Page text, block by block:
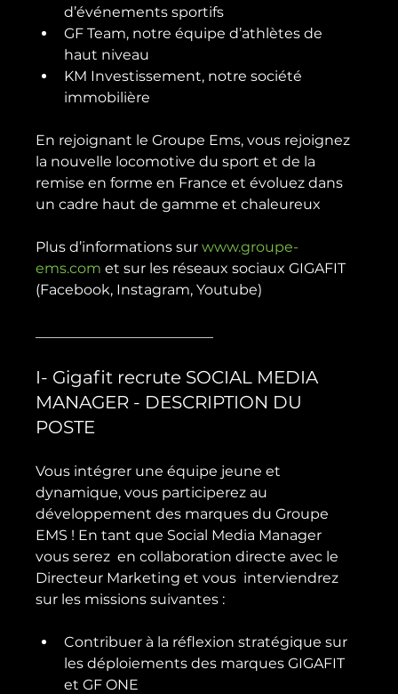
d’événements sportifs
GF Team, notre équipe d’athlètes de
haut niveau
KM Investissement, notre société
immobilière
En rejoignant le Groupe Ems, vous rejoignez
la nouvelle locomotive du sport et de la
remise en forme en France et évoluez dans
un cadre haut de gamme et chaleureux
Plus d’informations sur www.groupe-
ems.com et sur les réseaux sociaux GIGAFIT
(Facebook, Instagram, Youtube)
I- Gigafit recrute SOCIAL MEDIA
MANAGER - DESCRIPTION DU
POSTE
Vous intégrer une équipe jeune et
dynamique, vous participerez au
développement des marques du Groupe
EMS ! En tant que Social Media Manager
vous serez  en collaboration directe avec le
Directeur Marketing et vous  interviendrez
Contribuer à la réflexion stratégique sur
les déploiements des marques GIGAFIT
et GF ONE